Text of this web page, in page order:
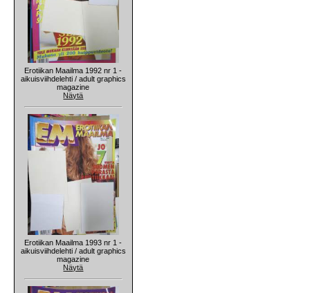
Erotiikan Maailma 1992 nr 1 -
aikuisviihdelehti / adult graphics
magazine
Näytä
Erotiikan Maailma 1993 nr 1 -
aikuisviihdelehti / adult graphics
magazine
Näytä